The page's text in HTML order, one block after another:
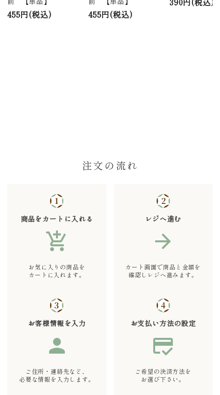
455円(税込) 455円(税込)
注文の流れ
商品をカートに入れる
add_shopping_cart
お気に入りの商品を
カートに入れます。
レジへ進む
arrow_forward
カート画面で商品と金額を
確認しレジへ進みます。
お客様情報を入力
person
ご住所・連絡先など、
必要な情報を入力します。
お支払い方法の設定
credit_score
ご希望の決済方法を
お選び下さい。